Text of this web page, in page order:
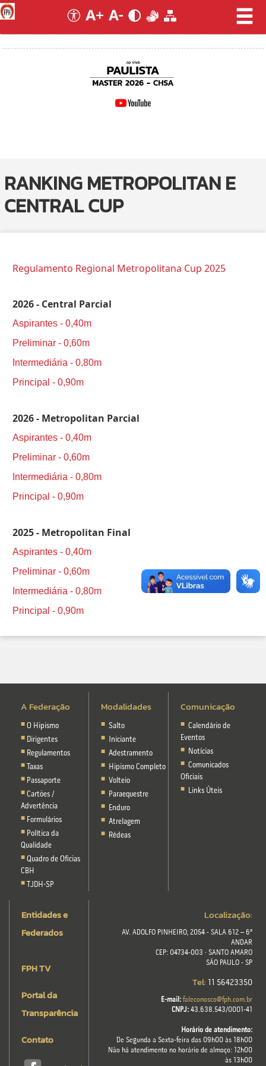
RANKING METROPOLITAN E
CENTRAL CUP
Regulamento Regional Metropolitana Cup 2025
2026 - Central Parcial
Aspirantes - 0,40m
Preliminar - 0,60m
Intermediária - 0,80m
Principal - 0,90m
2026 - Metropolitan Parcial
Aspirantes - 0,40m
Preliminar - 0,60m
Intermediária - 0,80m
Principal - 0,90m
2025 - Metropolitan Final
Aspirantes - 0,40m
Preliminar - 0,60m
Intermediária - 0,80m
Principal - 0,90m
A Federação
O Hipismo
Dirigentes
Regulamentos
Taxas
Passaporte
Cartões /
Advertência
Formulários
Política da
Qualidade
Quadro de Oficias
CBH
TJDH-SP
Modalidades
Salto
Iniciante
Adestramento
Hipismo Completo
Volteio
Paraequestre
Enduro
Atrelagem
Rédeas
Comunicação
Calendário de
Eventos
Notícias
Comunicados
Oficiais
Links Úteis
Entidades e
Federados
FPH TV
Portal da
Transparência
Contato
Localização:
AV. ADOLFO PINHEIRO, 2054 - SALA 612 – 6º
ANDAR
CEP: 04734-003 · SANTO AMARO
SÃO PAULO - SP
Tel: 11 56423350
E-mail: faleconosco@fph.com.br
CNPJ: 43.638.543/0001-41
Horário de atendimento:
De Segunda a Sexta-feira das 09h00 às 18h00
Não há atendimento no horário de almoço: 12h00
às 13h00